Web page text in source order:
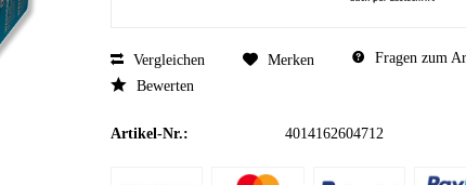
Vergleichen Merken
Fragen zum
Bewerten
Artikel-Nr.: 4014162604712